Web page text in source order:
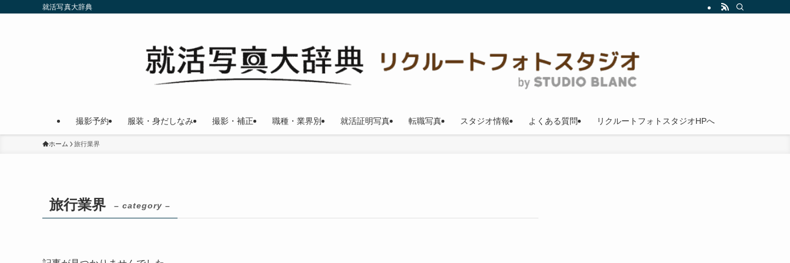
就活写真大辞典
撮影予約 服装・身だしなみ 撮影・補正 職種・業界別 就活証明写真 転職写真 スタジオ情報 よくある質問 リクルートフォトスタジオHPへ
ホーム 旅行業界
旅行業界 – category –